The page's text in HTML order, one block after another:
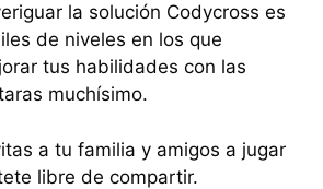
la solución Codycross es
de niveles en los que
tus habilidades con las
muchísimo.
a tu familia y amigos a jugar
libre de compartir.